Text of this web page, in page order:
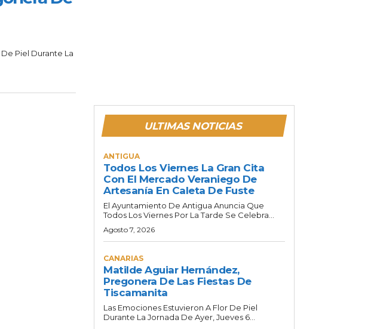
Piel Durante La
ULTIMAS NOTICIAS
ANTIGUA
Todos Los Viernes La Gran Cita
Con El Mercado Veraniego De
Artesanía En Caleta De Fuste
El Ayuntamiento De Antigua Anuncia Que
Todos Los Viernes Por La Tarde Se Celebra...
Agosto 7, 2026
CANARIAS
Matilde Aguiar Hernández,
Pregonera De Las Fiestas De
Tiscamanita
Las Emociones Estuvieron A Flor De Piel
Durante La Jornada De Ayer, Jueves 6...